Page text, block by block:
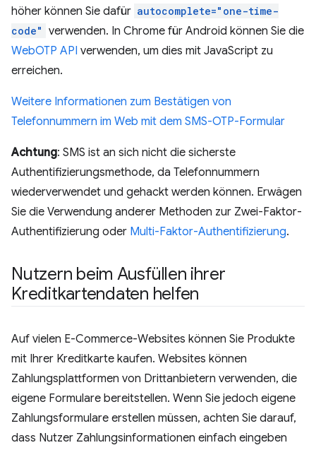
höher können Sie dafür autocomplete="one-time-
code" verwenden. In Chrome für Android können Sie die
WebOTP API verwenden, um dies mit JavaScript zu
erreichen.
Weitere Informationen zum Bestätigen von
Telefonnummern im Web mit dem SMS-OTP-Formular
Achtung: SMS ist an sich nicht die sicherste
Authentifizierungsmethode, da Telefonnummern
wiederverwendet und gehackt werden können. Erwägen
Sie die Verwendung anderer Methoden zur Zwei-Faktor-
Authentifizierung oder Multi-Faktor-Authentifizierung.
Nutzern beim Ausfüllen ihrer
Kreditkartendaten helfen
Auf vielen E-Commerce-Websites können Sie Produkte
mit Ihrer Kreditkarte kaufen. Websites können
Zahlungsplattformen von Drittanbietern verwenden, die
eigene Formulare bereitstellen. Wenn Sie jedoch eigene
Zahlungsformulare erstellen müssen, achten Sie darauf,
dass Nutzer Zahlungsinformationen einfach eingeben